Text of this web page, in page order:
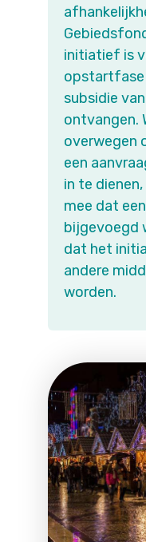
initiatief is
opstartfase
subsidie
ontvangen.
overwegen
een
in te
mee dat
bijgevoegd
dat het
andere
worden.